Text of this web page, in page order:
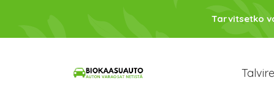
Tarvitsetko